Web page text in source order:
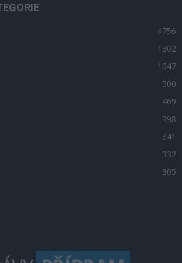
4756
1302
1047
500
469
398
341
332
305